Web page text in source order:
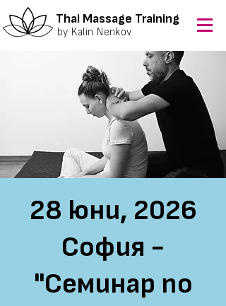
Thai Massage Training
by Kalin Nenkov
28 юни, 2026
София -
"Семинар по